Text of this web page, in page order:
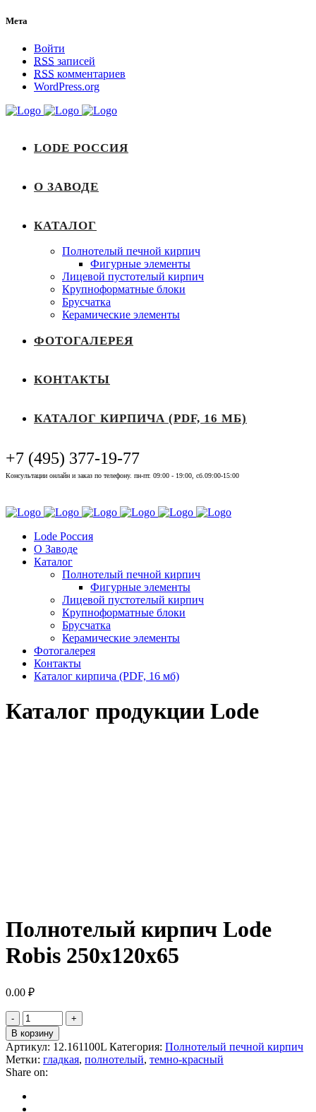
Мета
Войти
RSS записей
RSS комментариев
WordPress.org
LODE РОССИЯ
О ЗАВОДЕ
КАТАЛОГ
Полнотелый печной кирпич
Фигурные элементы
Лицевой пустотелый кирпич
Крупноформатные блоки
Брусчатка
Керамические элементы
ФОТОГАЛЕРЕЯ
КОНТАКТЫ
КАТАЛОГ КИРПИЧА (PDF, 16 МБ)
+7 (495) 377-19-77
Консультации онлайн и заказ по телефону. пн-пт. 09:00 - 19:00, сб.09:00-15:00
Lode Россия
О Заводе
Каталог
Полнотелый печной кирпич
Фигурные элементы
Лицевой пустотелый кирпич
Крупноформатные блоки
Брусчатка
Керамические элементы
Фотогалерея
Контакты
Каталог кирпича (PDF, 16 мб)
Каталог продукции Lode
Полнотелый кирпич Lode
Robis 250х120х65
0.00 ₽
В корзину
Артикул: 12.161100L Категория: Полнотелый печной кирпич
Метки: гладкая, полнотелый, темно-красный
Share on: